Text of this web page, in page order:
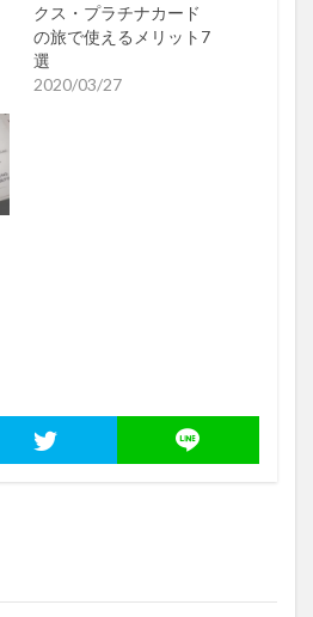
クス・プラチナカード
の旅で使えるメリット7
選
2020/03/27